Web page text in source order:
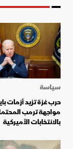
سياسة
حرب غزة تزيد أزمات
مواجهة ترمب
بالانتخابات الأميركية